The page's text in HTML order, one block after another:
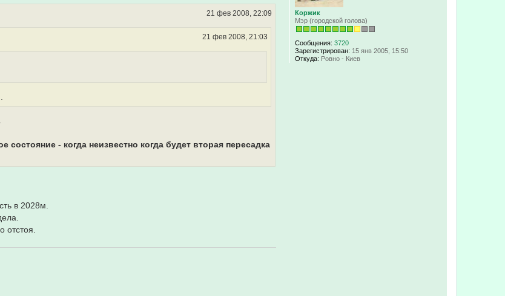
Коржик
Мэр (городской голова)
Сообщения: 3720
Зарегистрирован: 15 янв 2005, 15:50
Откуда: Ровно - Киев
21 фев 2008, 22:09
21 фев 2008, 21:03
состояние - когда неизвестно когда будет вторая пересадка
в 2028м.
отстоя.